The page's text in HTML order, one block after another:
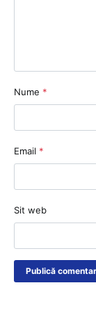
Nume *
Email *
Sit web